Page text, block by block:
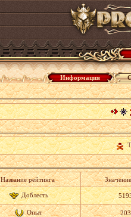
Информация
Название рейтинга
Доблесть
Опыт